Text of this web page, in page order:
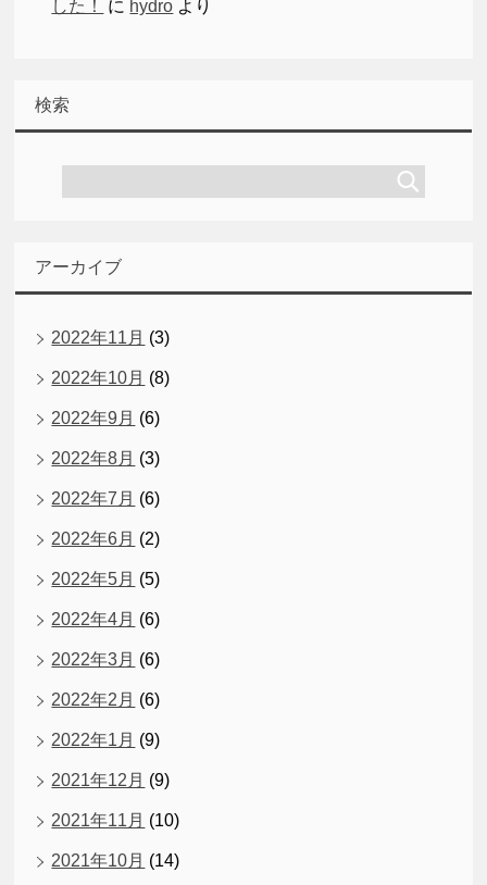
した！ に hydro より
検索
アーカイブ
2022年11月 (3)
2022年10月 (8)
2022年9月 (6)
2022年8月 (3)
2022年7月 (6)
2022年6月 (2)
2022年5月 (5)
2022年4月 (6)
2022年3月 (6)
2022年2月 (6)
2022年1月 (9)
2021年12月 (9)
2021年11月 (10)
2021年10月 (14)